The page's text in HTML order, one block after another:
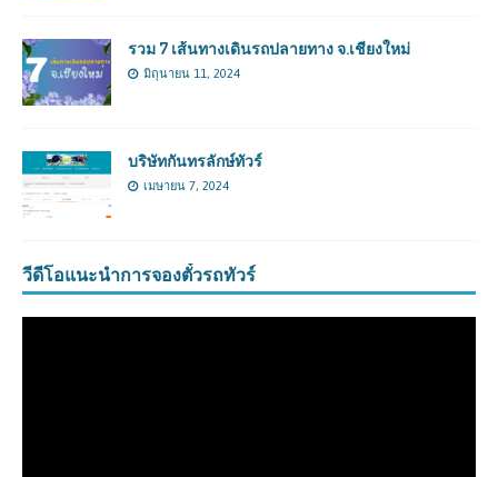
รวม 7 เส้นทางเดินรถปลายทาง จ.เชียงใหม่
มิถุนายน 11, 2024
บริษัทกันทรลักษ์ทัวร์
เมษายน 7, 2024
วีดีโอแนะนำการจองตั๋วรถทัวร์